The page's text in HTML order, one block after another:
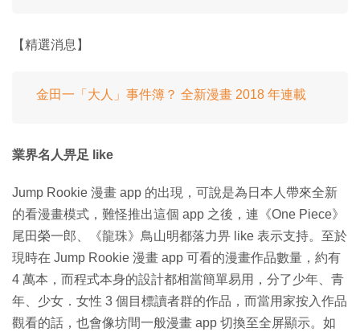
【精選消息】
金田一「大人」事件簿？ 全新漫畫 2018 年連載
業界名人畀足 like
Jump Rookie 漫畫 app 的出現，可說是為日本人帶來全新
的看漫畫模式，難怪推出這個 app 之後，連《One Piece》
尾田榮一郎、《龍珠》鳥山明都落力畀 like 表示支持。至於
現時在 Jump Rookie 漫畫 app 可看的漫畫作品數量，約有
4 萬本，而程式本身的設計都相當簡單易用，分了少年、青
年、少女．女性 3 個目標讀者群的作品，而當用家按入作品
觀看的話，也會像坊間一般漫畫 app 切換至全屏顯示。如